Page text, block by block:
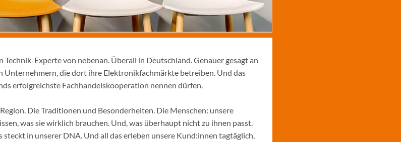
Experte von nebenan. Überall in Deutschland. Genauer gesagt an
die dort ihre Elektronikfachmärkte betreiben. Und das
erfolgreichste Fachhandelskooperation nennen dürfen.
Die Traditionen und Besonderheiten. Die Menschen: unsere
was sie wirklich brauchen. Und, was überhaupt nicht zu ihnen passt.
in unserer DNA. Und all das erleben unsere Kund:innen tagtäglich,